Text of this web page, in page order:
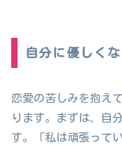
自分に優しくな
恋愛の苦しみを抱え
ります。まずは、自
す。「私は頑張って